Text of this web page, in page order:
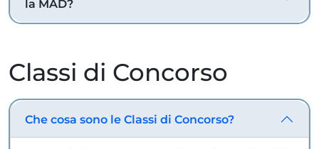
la MAD?
Classi di Concorso
Che cosa sono le Classi di Concorso?